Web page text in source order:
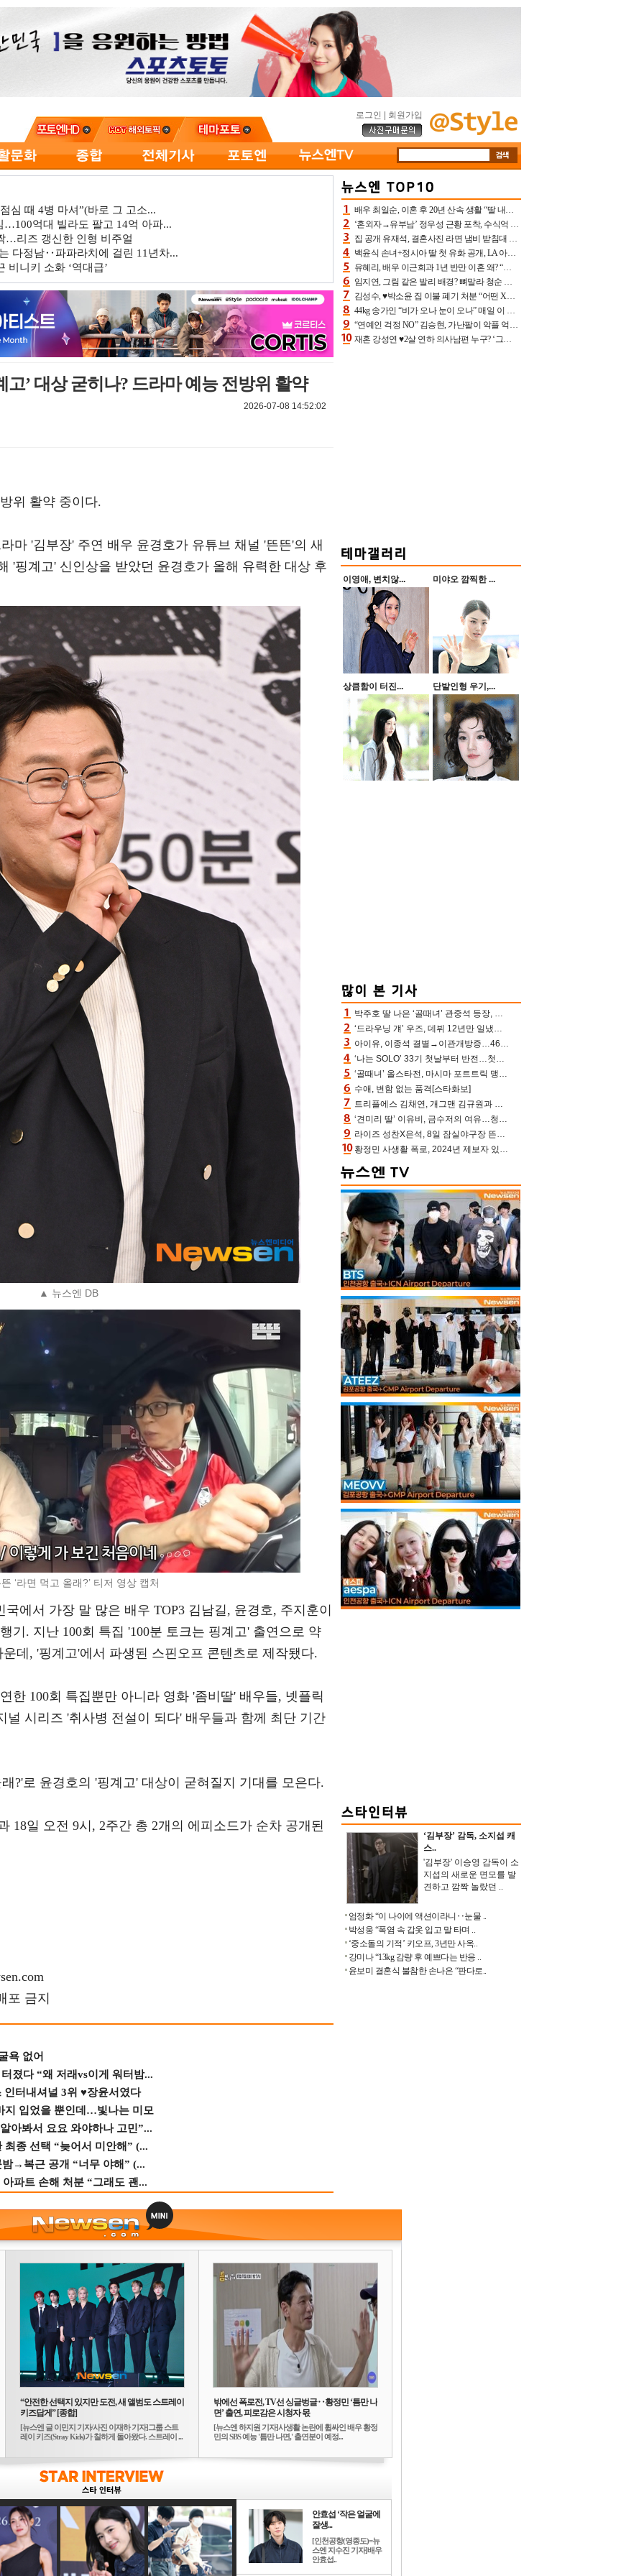
로그인 회원가입
심 때 4병 마셔”(바로 그 고소...
억대 빌라도 팔고 14억 아파...
…리즈 갱신한 인형 비주얼
다정남‥파파라치에 걸린 11년차...
비니키 소화 ‘역대급’
고’ 대상 굳히나? 드라마 예능 전방위 활약
2026-07-08 14:52:02
위 활약 중이다.
마 '김부장' 주연 배우 윤경호가 유튜브 채널 '뜬뜬'의 새
'핑계고' 신인상을 받았던 윤경호가 올해 유력한 대상 후
▲ 뉴스엔 DB
‘라면 먹고 올래?’ 티저 영상 캡처
에서 가장 말 많은 배우 TOP3 김남길, 윤경호, 주지훈이
기. 지난 100회 특집 '100분 토크는 핑계고' 출연으로 약
데, '핑계고'에서 파생된 스핀오프 콘텐츠로 제작됐다.
한 100회 특집뿐만 아니라 영화 '좀비딸' 배우들, 넷플릭
널 시리즈 '취사병 전설이 되다' 배우들과 함께 최단 기간
?'로 윤경호의 '핑계고' 대상이 굳혀질지 기대를 모은다.
18일 오전 9시, 2주간 총 2개의 에피소드가 순차 공개된
포 금지
욕 없어
졌다 “왜 저래vs이게 워터밤...
인터내셔널 3위 ♥장윤서였다
지 입었을 뿐인데…빛나는 미모
아봐서 요요 와야하나 고민”...
종 선택 “늦어서 미안해” (...
→복근 공개 “너무 야해” (...
파트 손해 처분 “그래도 괜...
배우 최일순, 이혼 후 20년 산속 생활 “딸 내가 버렸다고 원망‥맘 아파”(특종)[어제TV]
‘혼외자→유부남’ 정우성 근황 포착, 수식억 해킹 피해 후배 만났다 “존경하는”
집 공개 유재석, 결혼사진 라면 냄비 받침대 되고 분노‥가족사진도 피해(놀뭐)[어제TV]
백윤식 손녀+정시아 딸 첫 유화 공개, LA 아트쇼→서울국제조각페스타 작가다운 수준급 실력
유혜리, 배우 이근희과 1년 반만 이혼 왜? “식칼 꽂고 의자 던져” 충격 폭로(특종)[어제TV]
임지연, 그림 같은 발리 배경? 뼈말라 청순 비키니 핏에 상대 안 되네
김성수, ♥박소윤 집 이불 폐기 처분 “어떤 X이랑 썼을지 몰라” 질투(신랑수업2)[어제TV]
44kg 송가인 “비가 오나 눈이 오나” 매일 이 운동, 허벅지 근육량 상승+체지방 감소
“연예인 걱정 NO” 김승현, 가난팔이 악플 억울할만‥아내+딸과 日 여행
재혼 강성연 ♥2살 연하 의사남편 누구? ‘그알’ 자문의에 훈남 비주얼 초엘리트 스펙 [종합]
이영애, 변치않... 미야오 깜찍한 ...
상큼함이 터진... 단발인형 우기,...
박주호 딸 나은 ‘골때녀’ 관중석 등장, 김민재 복제인간 보고 혼란 [결정적장면]
‘드라우닝 걔’ 우즈, 데뷔 12년만 일냈다…체조경기장 입성 확정
아이유, 이종석 결별→이관개방증…46장 꽉 채운 유애나 ♥ “열심히 사는 중”
‘나는 SOLO’ 33기 첫날부터 반전…첫인상 0표 영호, 호감남 급부상
‘골때녀’ 올스타전, 마시마 포트트릭 맹추격전 5:4 골 잔치 ‘짜릿’ [어제TV]
수애, 변함 없는 품격[스타화보]
트리플에스 김채연, 개그맨 김규원과 함께 프리뷰쇼 진행 [포토엔HD]
‘견미리 딸’ 이유비, 금수저의 여유…청순 미모에 반전 슬림 라인
라이즈 성찬X은석, 8일 잠실야구장 뜬다…시구 시타+특별공연까지
황정민 사생활 폭로, 2024년 제보자 있었나 “네가 회사에 전화했니” 녹취록 공개 파장
‘김부장’ 감독, 소지섭 캐
스..
'김부장' 이승영 감독이 소
지섭의 새로운 면모를 발
견하고 깜짝 놀랐던 ..
엄정화 “이 나이에 액션이라니‥눈물 ..
박성웅 “폭염 속 갑옷 입고 말 타며 ..
‘중소돌의 기적’ 키오프, 3년만 사옥..
강미나 “13kg 감량 후 예쁘다는 반응 ..
윤보미 결혼식 불참한 손나은 “판다로..
“안전한 선택지 있지만 도전, 새 앨범도 스트레이
키즈답게” [종합]
[뉴스엔 글 이민지 기자/사진 이재하 기자]그룹 스트
레이 키즈(Stray Kids)가 칠하게 돌아왔다. 스트레이 ...
밖에선 폭로전, TV선 싱글벙글‥황정민 ‘틈만 나
면’ 출연, 피로감은 시청자 몫
[뉴스엔 하지원 기자]사생활 논란에 휩싸인 배우 황정
민의 SBS 예능 '틈만 나면,' 출연분이 예정...
안효섭 ‘작은 얼굴에
잘생...
[인천공항(영종도)=뉴
스엔 지수진 기자]배우
안효섭..